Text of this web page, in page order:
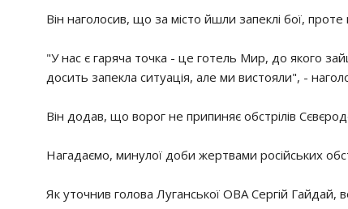
Він наголосив, що за місто йшли запеклі бої,
"У нас є гаряча точка - це готель Мир, до якого
досить запекла ситуація, але ми вистояли", -
Він додав, що ворог не припиняє обстрілів
Нагадаємо, минулої доби жертвами російських
Як уточнив голова Луганської ОВА Сергій Гайдай,